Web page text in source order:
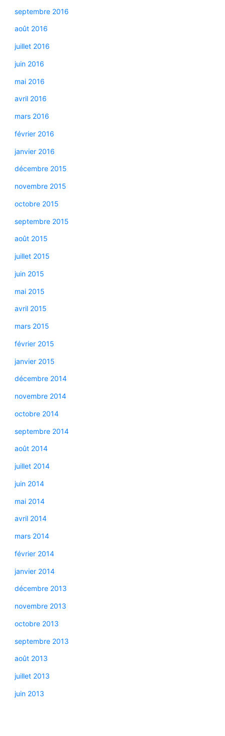
septembre 2016
août 2016
juillet 2016
juin 2016
mai 2016
avril 2016
mars 2016
février 2016
janvier 2016
décembre 2015
novembre 2015
octobre 2015
septembre 2015
août 2015
juillet 2015
juin 2015
mai 2015
avril 2015
mars 2015
février 2015
janvier 2015
décembre 2014
novembre 2014
octobre 2014
septembre 2014
août 2014
juillet 2014
juin 2014
mai 2014
avril 2014
mars 2014
février 2014
janvier 2014
décembre 2013
novembre 2013
octobre 2013
septembre 2013
août 2013
juillet 2013
juin 2013